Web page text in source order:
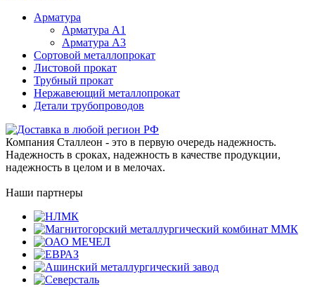
Арматура
Арматура A1
Арматура А3
Сортовой металлопрокат
Листовой прокат
Трубный прокат
Нержавеющий металлопрокат
Детали трубопроводов
Компания Сталлеон - это в первую очередь надежность.
Надежность в сроках, надежность в качестве продукции,
надежность в целом и в мелочах.
Наши партнеры